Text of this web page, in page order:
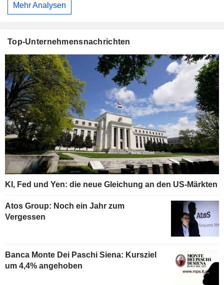
Mehr Analysen
Top-Unternehmensnachrichten
KI, Fed und Yen: die neue Gleichung an den US-Märkten
Atos Group: Noch ein Jahr zum
Vergessen
Banca Monte Dei Paschi Siena: Kursziel
um 4,4% angehoben